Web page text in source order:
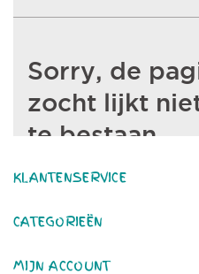
KLANTENSERVICE
CATEGORIEËN
MIJN ACCOUNT